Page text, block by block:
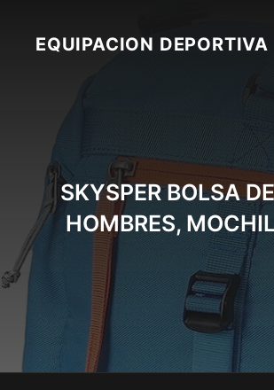
contentEQUIPACION DEPORTIVA
SKYSPER BOLSA
HOMBRES,